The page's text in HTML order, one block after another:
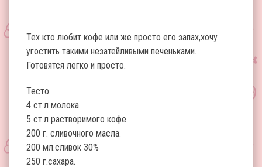
Тех кто любит кофе или же просто его запах,хочу
угостить такими незатейливыми печеньками.
Готовятся легко и просто.
Тесто.
4 ст.л молока.
5 ст.л растворимого кофе.
200 г. сливочного масла.
200 мл.сливок 30%
250 г.сахара.